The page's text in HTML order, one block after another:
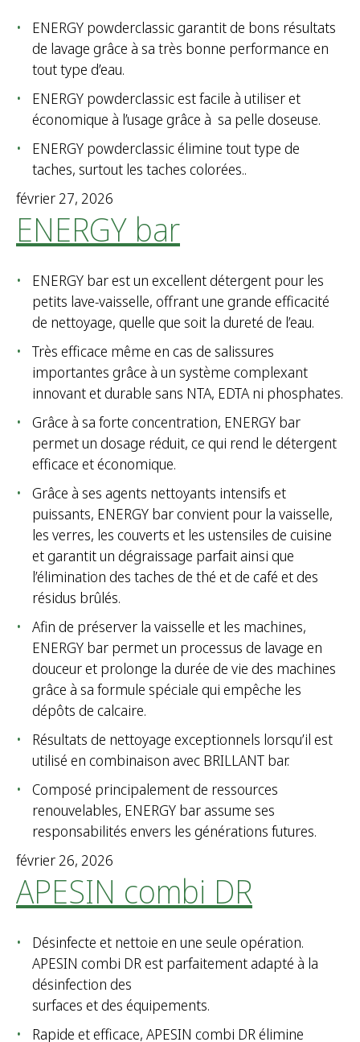
ENERGY powderclassic garantit de bons résultats
de lavage grâce à sa très bonne performance en
tout type d’eau.
ENERGY powderclassic est facile à utiliser et
économique à l’usage grâce à sa pelle doseuse.
ENERGY powderclassic élimine tout type de
taches, surtout les taches colorées..
février 27, 2026
ENERGY bar
ENERGY bar est un excellent détergent pour les
petits lave-vaisselle, offrant une grande efficacité
de nettoyage, quelle que soit la dureté de l’eau.
Très efficace même en cas de salissures
importantes grâce à un système complexant
innovant et durable sans NTA, EDTA ni phosphates.
Grâce à sa forte concentration, ENERGY bar
permet un dosage réduit, ce qui rend le détergent
efficace et économique.
Grâce à ses agents nettoyants intensifs et
puissants, ENERGY bar convient pour la vaisselle,
les verres, les couverts et les ustensiles de cuisine
et garantit un dégraissage parfait ainsi que
l’élimination des taches de thé et de café et des
résidus brûlés.
Afin de préserver la vaisselle et les machines,
ENERGY bar permet un processus de lavage en
douceur et prolonge la durée de vie des machines
grâce à sa formule spéciale qui empêche les
dépôts de calcaire.
Résultats de nettoyage exceptionnels lorsqu’il est
utilisé en combinaison avec BRILLANT bar.
Composé principalement de ressources
renouvelables, ENERGY bar assume ses
responsabilités envers les générations futures.
février 26, 2026
APESIN combi DR
Désinfecte et nettoie en une seule opération.
APESIN combi DR est parfaitement adapté à la
désinfection des
surfaces et des équipements.
Rapide et efficace, APESIN combi DR élimine